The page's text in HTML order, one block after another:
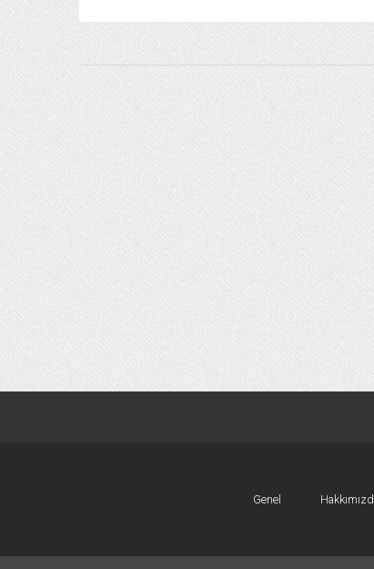
Genel